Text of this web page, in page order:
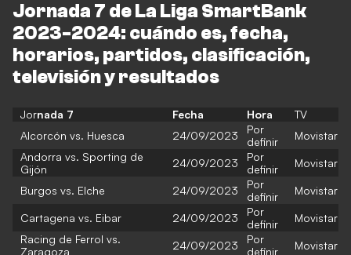
Jornada 7 de La Liga SmartBank
2023-2024: cuándo es, fecha,
horarios, partidos, clasificación,
televisión y resultados
Jornada 7 Fecha Hora
TV
Alcorcón vs. Huesca
24/09/2023
Por
definir
Movistar
Andorra vs. Sporting de
Gijón
24/09/2023
Por
definir
Movistar
Burgos vs. Elche 24/09/2023
Por
definir
Movistar
Cartagena vs. Eibar 24/09/2023
Por
definir
Movistar
Racing de Ferrol vs.
Zaragoza
24/09/2023
Por
definir
Movistar